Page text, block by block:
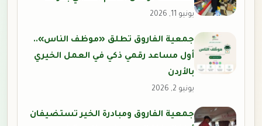
يونيو 11, 2026
جمعية الفاروق تطلق «موظف الناس»..
أول مساعد رقمي ذكي في العمل الخيري
بالأردن
يونيو 2, 2026
جمعية الفاروق ومبادرة الخير تستضيفان